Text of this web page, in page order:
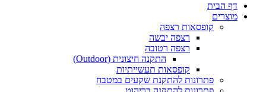
דף הבית
מוצרים
קופסאות רצפה
רצפה יבשה
רצפה רטובה
התקנה חיצונית (Outdoor)
קופסאות תעשייתיות
פתרונות להתקנת שקעים במטבח